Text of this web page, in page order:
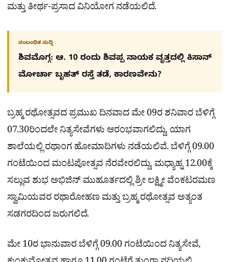
ಮತ್ತು ತೀರ್ಥ-ಪ್ರಸಾದ ವಿನಿಯೋಗ ನಡೆಯಲಿದೆ.
ಸಂಬಂಧಿತ ಸುದ್ದಿ
ಶಿವಮೊಗ್ಗ: ಆ. 10 ರಂದು ಶಿವಪ್ಪ ನಾಯಕ ವೃತ್ತದಲ್ಲಿ ಕಿಸಾನ್
ಮೋರ್ಚಾ ಬೃಹತ್ ರಸ್ತೆ ತಡೆ, ಕಾರಣವೇನು?
ಬ್ರಹ್ಮ ರಥೋತ್ಸವದ ಪ್ರಮುಖ ದಿನವಾದ ಮೇ 09ರ ಶನಿವಾರ ಬೆಳಿಗ್ಗೆ
07.30ರಿಂದಲೇ ನಿತ್ಯಸೇವೆಗಳು ಆರಂಭವಾಗಲಿದ್ದು, ಯಾಗ
ಶಾಲೆಯಲ್ಲಿ ರಥಾಂಗ ಹೋಮಾದಿಗಳು ನಡೆಯಲಿವೆ. ಬೆಳಿಗ್ಗೆ 09.00
ಗಂಟೆಯಿಂದ ಮಂಟಪೋತ್ಸವ ನೆರವೇರಲಿದ್ದು, ಮಧ್ಯಾಹ್ನ 12.00ಕ್ಕೆ
ಸಲ್ಲುವ ಶುಭ ಅಭಿಜಿನ್ ಮುಹೂರ್ತದಲ್ಲಿ ಶ್ರೀ ಲಕ್ಷ್ಮೀ ವೆಂಕಟರಮಣ
ಸ್ವಾಮಿಯವರ ರಥಾರೋಹಣ ಮತ್ತು ಬ್ರಹ್ಮ ರಥೋತ್ಸವ ಅತ್ಯಂತ
ಸಡಗರದಿಂದ ಜರುಗಲಿದೆ.
ಮೇ 10ರ ಭಾನುವಾರ ಬೆಳಿಗ್ಗೆ 09.00 ಗಂಟೆಯಿಂದ ನಿತ್ಯಸೇವೆ,